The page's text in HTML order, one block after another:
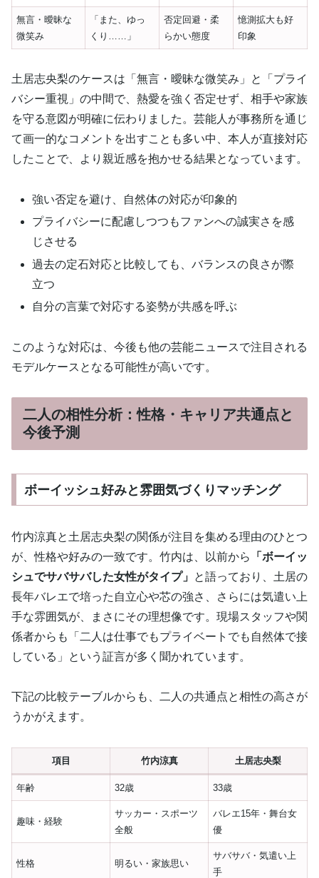
無言・曖昧な
微笑み
「また、ゆっ
くり……」
否定回避・柔
らかい態度
憶測拡大も好
印象
土居志央梨のケースは「無言・曖昧な微笑み」と「プライ
バシー重視」の中間で、熱愛を強く否定せず、相手や家族
を守る意図が明確に伝わりました。芸能人が事務所を通じ
て画一的なコメントを出すことも多い中、本人が直接対応
したことで、より親近感を抱かせる結果となっています。
強い否定を避け、自然体の対応が印象的
プライバシーに配慮しつつもファンへの誠実さを感
じさせる
過去の定石対応と比較しても、バランスの良さが際
立つ
自分の言葉で対応する姿勢が共感を呼ぶ
このような対応は、今後も他の芸能ニュースで注目される
モデルケースとなる可能性が高いです。
二人の相性分析：性格・キャリア共通点と
今後予測
ボーイッシュ好みと雰囲気づくりマッチング
竹内涼真と土居志央梨の関係が注目を集める理由のひとつ
が、性格や好みの一致です。竹内は、以前から
「ボーイッ
シュでサバサバした女性がタイプ」 と語っており、土居の
長年バレエで培った自立心や芯の強さ、さらには気遣い上
手な雰囲気が、まさにその理想像です。現場スタッフや関
係者からも「二人は仕事でもプライベートでも自然体で接
している」という証言が多く聞かれています。
下記の比較テーブルからも、二人の共通点と相性の高さが
うかがえます。
項目 竹内涼真 土居志央梨
年齢 32歳 33歳
趣味・経験
サッカー・スポーツ
全般
バレエ15年・舞台女
優
性格 明るい・家族思い
サバサバ・気遣い上
手